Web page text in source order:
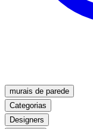
murais de parede
Categorias
Designers